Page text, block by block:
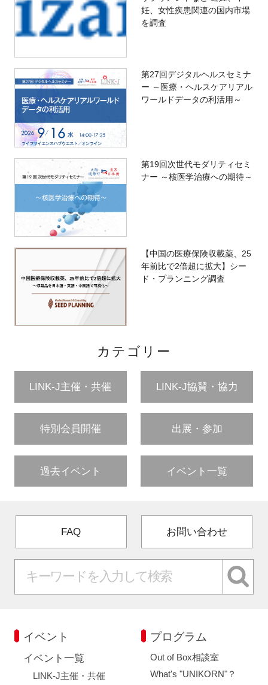
妊、女性疾患関連の国内市場
を調査
第27回デジタルヘルスセミナ
ー ～医療・ヘルスケアリアル
ワールドデータの利活用～
第19回次世代モダリティセミ
ナー ～核医学治療への期待～
【中国の医療保険収載薬、25
年前比で2倍超に拡大】シー
ド・プランニング調査
カテゴリー
LINK-J主催・共催 LINK-J協賛・協力
特別会員開催 出展・参加
過去イベント イベント一覧
FAQ お問い合わせ
イベント
イベント一覧
LINK-J主催・共催
プログラム
Out of Box相談室
What's "UNIKORN"？